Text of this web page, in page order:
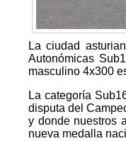
La ciudad
Autonómicas
masculino 4x300
La categoría
disputa del
y donde nuestros
nueva medalla